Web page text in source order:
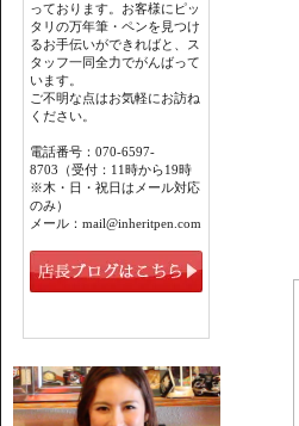
っております。お客様にピッ
タリの万年筆・ペンを見つけ
るお手伝いができればと、ス
タッフ一同全力でがんばって
います。
ご不明な点はお気軽にお訪ね
ください。
電話番号：070-6597-
8703（受付：11時から19時
※木・日・祝日はメール対応
のみ）
メール：mail@inheritpen.com